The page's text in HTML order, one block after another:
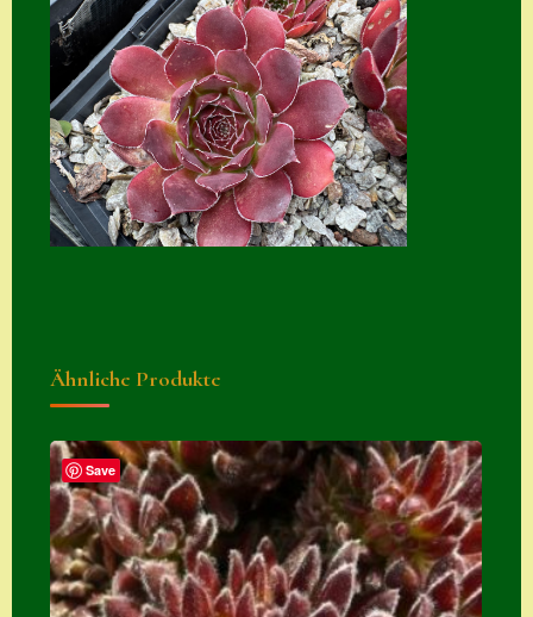
S. x nixonii
Semps die ich
suche
Semps von A – Z
Shop
Suche
Semps
Warenkorb
Warenkorb
Widerrufsbelehru
ng
Ähnliche Produkte
Save